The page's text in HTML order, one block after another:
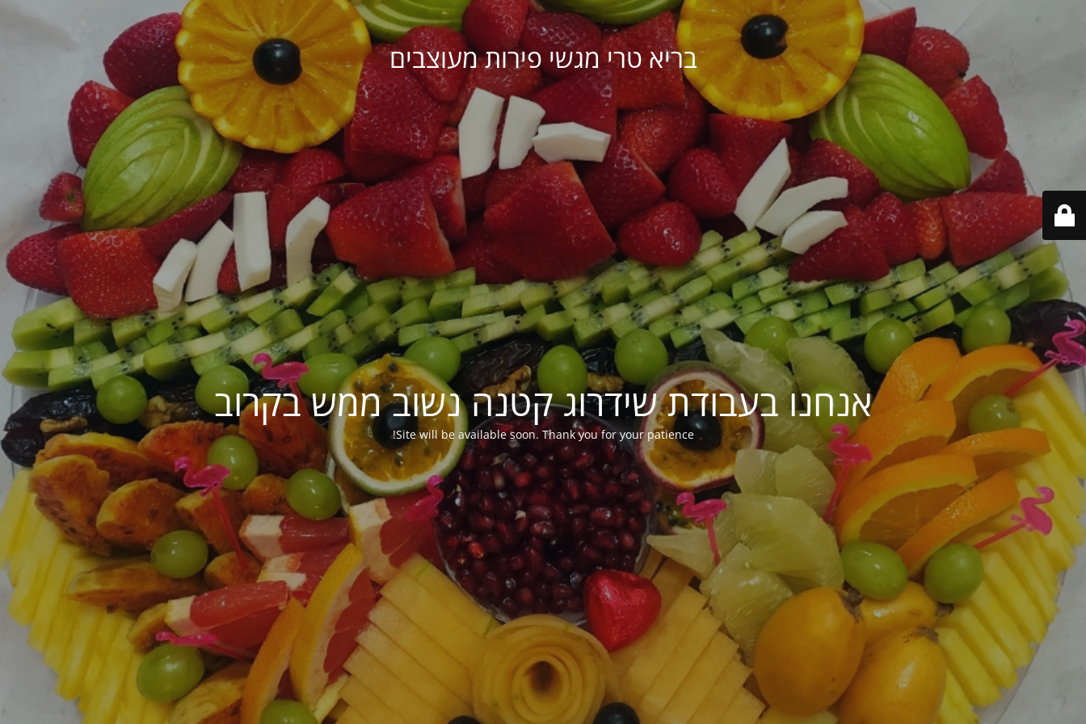
בריא טרי מגשי פירות מעוצבים
אנחנו בעבודת שידרוג קטנה נשוב ממש בקרוב
Site will be available soon. Thank you for your patience!